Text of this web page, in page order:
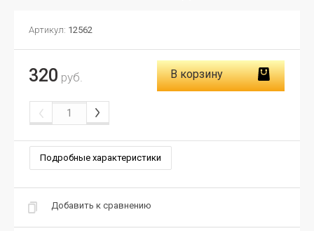
Артикул: 12562
320 руб. В корзину
Подробные характеристики
Добавить к сравнению